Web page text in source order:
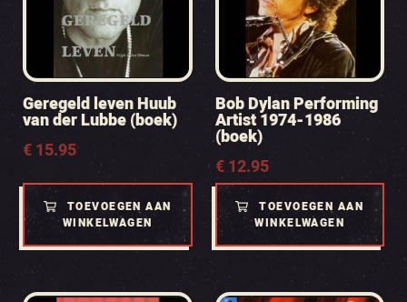
Geregeld leven Huub
van der Lubbe (boek)
€15.95
TOEVOEGEN AAN
WINKELWAGEN
Bob Dylan Performing
Artist 1974-1986
(boek)
€12.95
TOEVOEGEN AAN
WINKELWAGEN